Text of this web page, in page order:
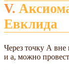
V. Аксиома параллельности
Евклида
Через точку А вне
и а, можно